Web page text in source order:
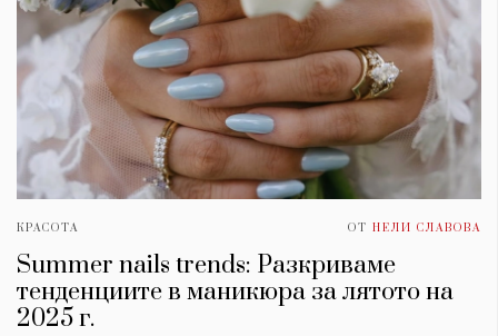
КРАСОТА ОТ НЕЛИ СЛАВОВА
Summer nails trends: Разкриваме
тенденциите в маникюра за лятото на
2025 г.